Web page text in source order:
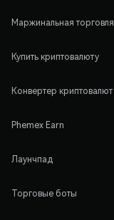
Маржинальная торговля
Купить криптовалюту
Конвертер криптовалют
Phemex Earn
Лаунчпад
Торговые боты